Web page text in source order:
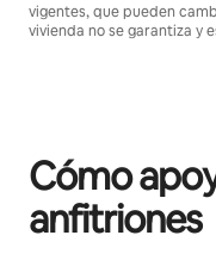
vigentes, que pueden
vivienda no se garantiza y
Cómo
anfitriones